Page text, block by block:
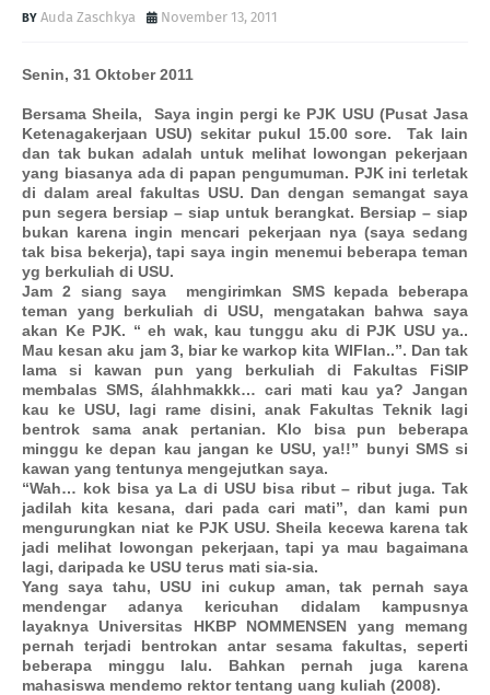
Auda Zaschkya November 13, 2011
Senin, 31 Oktober 2011
Bersama Sheila, Saya ingin pergi ke PJK USU (Pusat Jasa
Ketenagakerjaan USU) sekitar pukul 15.00 sore. Tak lain
dan tak bukan adalah untuk melihat lowongan pekerjaan
yang biasanya ada di papan pengumuman. PJK ini terletak
di dalam areal fakultas USU. Dan dengan semangat saya
pun segera bersiap – siap untuk berangkat. Bersiap – siap
bukan karena ingin mencari pekerjaan nya (saya sedang
tak bisa bekerja), tapi saya ingin menemui beberapa teman
yg berkuliah di USU.
Jam 2 siang saya mengirimkan SMS kepada beberapa
teman yang berkuliah di USU, mengatakan bahwa saya
akan Ke PJK. “ eh wak, kau tunggu aku di PJK USU ya..
Mau kesan aku jam 3, biar ke warkop kita WIFIan..”. Dan tak
lama si kawan pun yang berkuliah di Fakultas FiSIP
membalas SMS, álahhmakkk… cari mati kau ya? Jangan
kau ke USU, lagi rame disini, anak Fakultas Teknik lagi
bentrok sama anak pertanian. Klo bisa pun beberapa
minggu ke depan kau jangan ke USU, ya!!” bunyi SMS si
kawan yang tentunya mengejutkan saya.
“Wah… kok bisa ya La di USU bisa ribut – ribut juga. Tak
jadilah kita kesana, dari pada cari mati”, dan kami pun
mengurungkan niat ke PJK USU. Sheila kecewa karena tak
jadi melihat lowongan pekerjaan, tapi ya mau bagaimana
lagi, daripada ke USU terus mati sia-sia.
Yang saya tahu, USU ini cukup aman, tak pernah saya
mendengar adanya kericuhan didalam kampusnya
layaknya Universitas HKBP NOMMENSEN yang memang
pernah terjadi bentrokan antar sesama fakultas, seperti
beberapa minggu lalu. Bahkan pernah juga karena
mahasiswa mendemo rektor tentang uang kuliah (2008).